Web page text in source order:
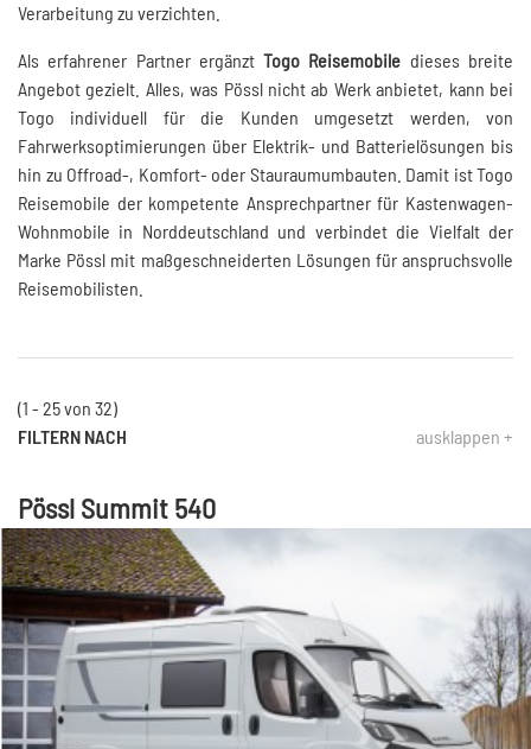
Verarbeitung zu verzichten.
Als erfahrener Partner ergänztTogo Reisemobile dieses breite
Angebot gezielt. Alles, was Pössl nicht ab Werk anbietet, kann bei
Togo individuell für die Kunden umgesetzt werden, von
Fahrwerksoptimierungen über Elektrik- und Batterielösungen bis
hin zu Offroad-, Komfort- oder Stauraumumbauten. Damit ist Togo
Reisemobile der kompetente Ansprechpartner für Kastenwagen-
Wohnmobile in Norddeutschland und verbindet die Vielfalt der
Marke Pössl mit maßgeschneiderten Lösungen für anspruchsvolle
Reisemobilisten.
FILTERN NACH ausklappen +
(1 - 25 von 32)
Pössl Summit 540